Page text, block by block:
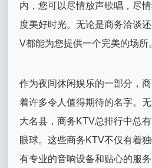
内，您可以尽情放声歌唱，尽
度美好时光。无论是商务洽谈
V都能为您提供一个完美的场所
作为夜间休闲娱乐的一部分，
着许多令人值得期待的名字。
大名县，商务KTV总排行中总
眼球。这些商务KTV不仅有着
有专业的音响设备和贴心的服